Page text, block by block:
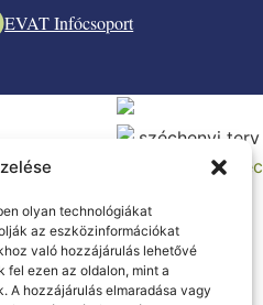
olyan technológiákat
az eszközinformációkat
való hozzájárulás lehetővé
fel ezen az oldalon, mint a
A hozzájárulás elmaradása vagy
EVAT Infócsoport